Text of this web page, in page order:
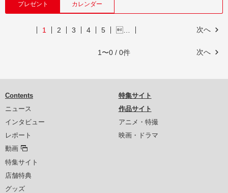
プレゼント カレンダー
次へ
1 2 3 4 5 …
次へ
1〜0 / 0件
Contents
ニュース
インタビュー
レポート
動画
特集サイト
店舗特典
グッズ
特集サイト
作品サイト
アニメ・特撮
映画・ドラマ